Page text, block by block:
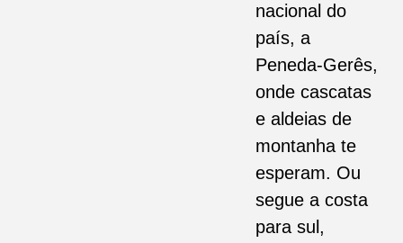
nacional do
país, a
Peneda-Gerês,
onde cascatas
e aldeias de
montanha te
esperam. Ou
segue a costa
para sul,